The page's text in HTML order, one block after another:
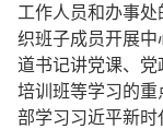
工作人员和办事
织班子成员开展
道书记讲党课、
培训班等学习的
部学习习近平新